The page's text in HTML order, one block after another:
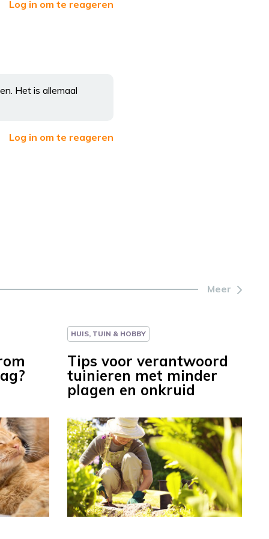
Log in om te reageren
Het is allemaal
Log in om te reageren
Meer
HUIS, TUIN & HOBBY
Tips voor verantwoord
tuinieren met minder
plagen en onkruid